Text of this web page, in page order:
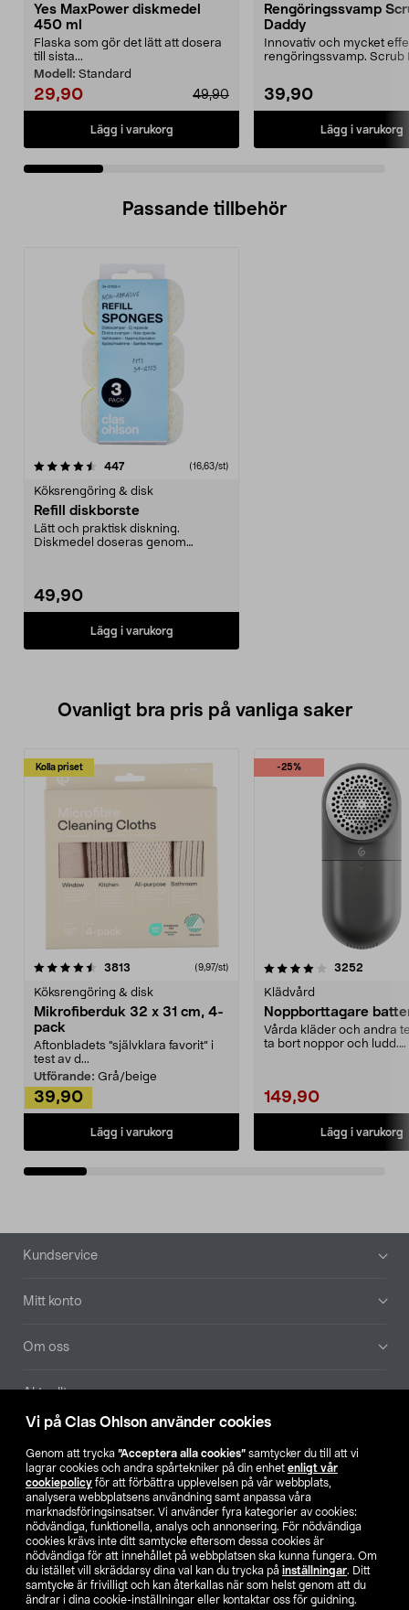
Vi på Clas Ohlson använder cookies
Genom att trycka ”Acceptera alla cookies” samtycker du till att vi
lagrar cookies och andra spårtekniker på din enhet enligt vår
cookiepolicy för att förbättra upplevelsen på vår webbplats,
analysera webbplatsens användning samt anpassa våra
marknadsföringsinsatser. Vi använder fyra kategorier av cookies:
nödvändiga, funktionella, analys och annonsering. För nödvändiga
cookies krävs inte ditt samtycke eftersom dessa cookies är
nödvändiga för att innehållet på webbplatsen ska kunna fungera. Om
du istället vill skräddarsy dina val kan du trycka på inställningar. Ditt
samtycke är frivilligt och kan återkallas när som helst genom att du
ändrar i dina cookie-inställningar eller kontaktar oss för guidning.
Yes MaxPower diskmedel
450 ml
Flaska som gör det lätt att dosera
till sista...
Modell: Standard
29,90 49,90
Lägg i varukorg
Rengöringssvamp
Daddy
Innovativ och mycket
rengöringssvamp. Scrub
39,90
Lägg i varukorg
Passande tillbehör
447recensioner (16,63/st)
Köksrengöring & disk
Refill diskborste
Lätt och praktisk diskning.
Diskmedel doseras genom
49,90
Lägg i varukorg
Ovanligt bra pris på vanliga saker
Kolla priset
3813 (9,97/st)
Köksrengöring & disk
Mikrofiberduk 32 x 31 cm, 4-
pack
Aftonbladets "självklara favorit” i
test av d...
Utförande: Grå/beige
39,90
Lägg i varukorg
-25%
4.0av 5 stjärnor 3252
Klädvård
Noppborttagare
Vårda kläder och andra
ta bort noppor och ludd.
149,90
Lägg i varukorg
4.5av 5 stjärnor
Sidfot
Kundservice
Mitt konto
Om oss
Aktuellt
Hitta butik
SE NO FI